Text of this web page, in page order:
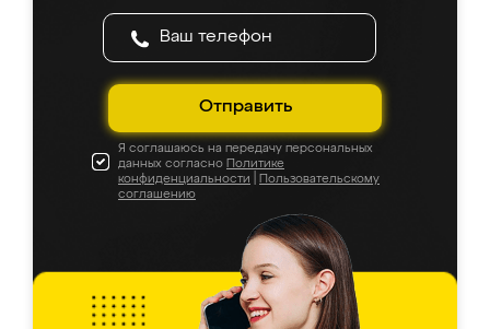
Отправить
Я соглашаюсь на передачу персональных
данных согласно Политике
конфиденциальности
Пользовательскому
соглашению